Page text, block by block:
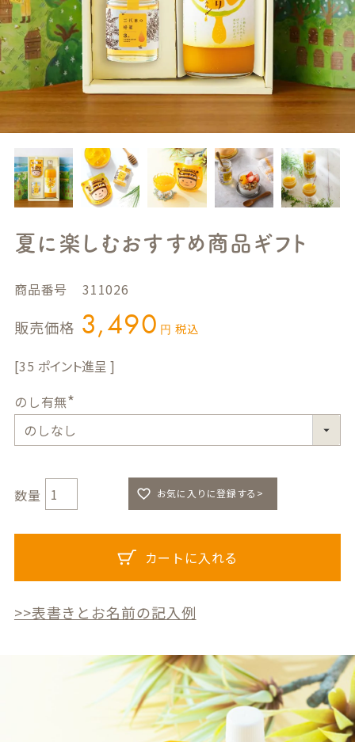
夏に楽しむおすすめ商品ギフト
商品番号 311026
販売価格 3,490 税込
35
のし有無
(
必
須
お気に入りに登録する>
カートに入れる
>>表書きとお名前の記入例